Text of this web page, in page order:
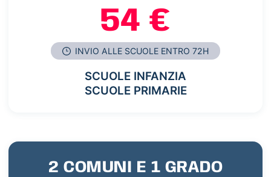
54 €
INVIO ALLE SCUOLE ENTRO 72H
SCUOLE INFANZIA
SCUOLE PRIMARIE
2 COMUNI E 1 GRADO